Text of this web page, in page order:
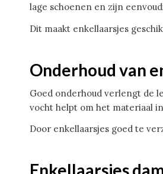
lage schoenen en zijn
Dit maakt enkellaarsjes
Onderhoud van
Goed onderhoud verlengt de
vocht helpt om het materiaal
Door enkellaarsjes goed te